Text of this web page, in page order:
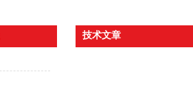
技术文章